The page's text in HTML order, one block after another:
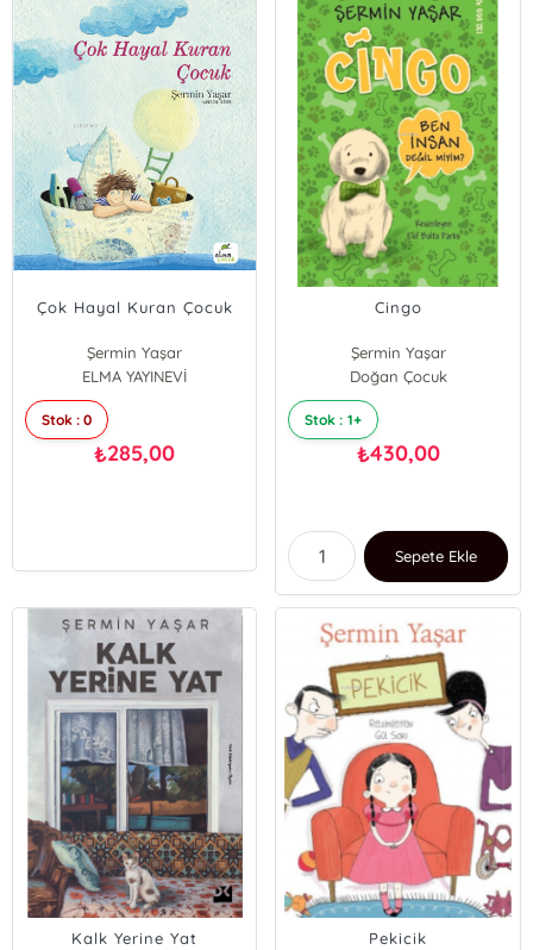
Çok Hayal Kuran Çocuk
Şermin Yaşar
ELMA YAYINEVİ
Stok : 0
₺285,00
Cingo
Şermin Yaşar
Doğan Çocuk
Stok : 1+
₺430,00
Sepete Ekle
Kalk Yerine Yat Pekicik